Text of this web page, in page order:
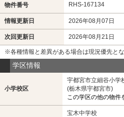
物件番号 RHS-167134
情報更新日 2026年08月07日
次回更新日 2026年08月21日
※各種情報と差異がある場合は現況優先と
学区情報
小学校区
宇都宮市立細谷小学
(栃木県宇都宮市)
この学区の他の物件
宝木中学校